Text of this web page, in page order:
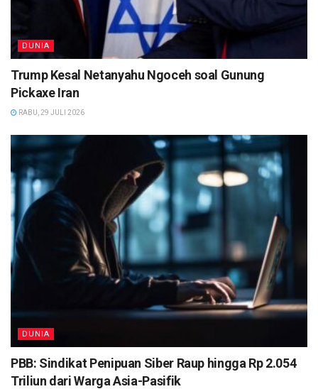
DUNIA
Trump Kesal Netanyahu Ngoceh soal Gunung
Pickaxe Iran
RABU, 29 JULI 2026
DUNIA
PBB: Sindikat Penipuan Siber Raup hingga Rp 2.054
Triliun dari Warga Asia-Pasifik